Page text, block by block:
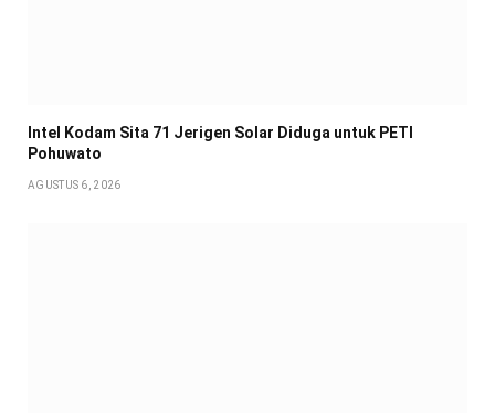
Intel Kodam Sita 71 Jerigen Solar Diduga untuk PETI
Pohuwato
AGUSTUS 6, 2026